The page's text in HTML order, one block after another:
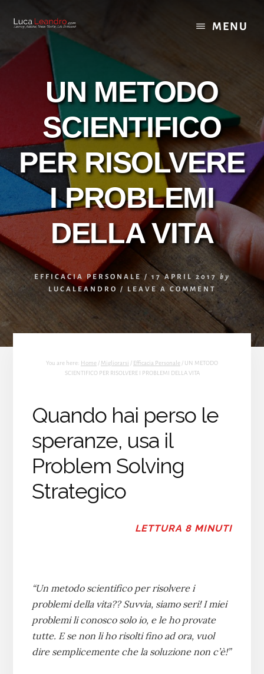
content
footer
MENU
UN METODO
SCIENTIFICO
PER RISOLVERE
I PROBLEMI
DELLA VITA
EFFICACIA PERSONALE / 17 APRIL 2017
by
LUCALEANDRO
/ LEAVE A COMMENT
You are here: Home / Migliorarsi / Efficacia Personale / UN METODO
SCIENTIFICO PER RISOLVERE I PROBLEMI DELLA VITA
Quando hai perso le
speranze, usa il
Problem Solving
Strategico
LETTURA 8 MINUTI
“Un metodo scientifico per risolvere i
problemi della vita?? Suvvia, siamo seri! I miei
problemi li conosco solo io, e le ho provate
tutte. E se non li ho risolti fino ad ora, vuol
dire semplicemente che la soluzione non c’è!”